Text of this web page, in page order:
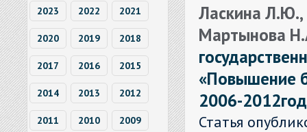
2023 2022 2021
2020 2019 2018
2017 2016 2015
2014 2013 2012
2011 2010 2009
Ласкина Л.Ю.,
Мартынова
«Повышение
2006-
Статья